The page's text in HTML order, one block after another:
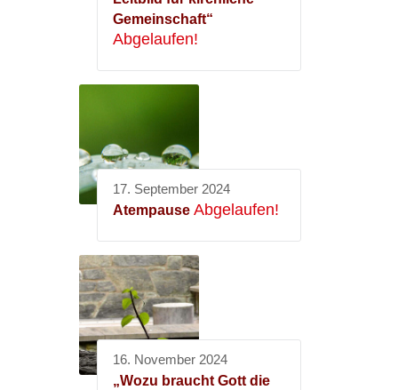
Gemeinschaft“
Abgelaufen!
17. September 2024
Atempause Abgelaufen!
16. November 2024
„Wozu braucht Gott die